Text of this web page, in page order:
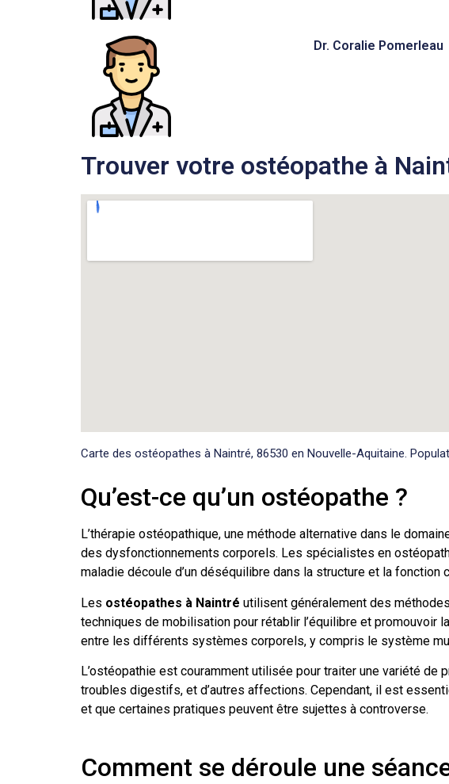
Dr. Coralie Pomerleau
Trouver votre ostéopathe à
Carte des ostéopathes à Naintré, 86530 en Nouvelle-Aquitaine.
Qu’est-ce qu’un ostéopathe ?
L’thérapie ostéopathique, une méthode alternative dans le
des dysfonctionnements corporels. Les spécialistes en
maladie découle d’un déséquilibre dans la structure et la fonction
Les ostéopathes à Naintré utilisent généralement des
techniques de mobilisation pour rétablir l’équilibre et promouvoir
entre les différents systèmes corporels, y compris le système
L’ostéopathie est couramment utilisée pour traiter une variété
troubles digestifs, et d’autres affections. Cependant, il est
et que certaines pratiques peuvent être sujettes à controverse.
Comment se déroule une